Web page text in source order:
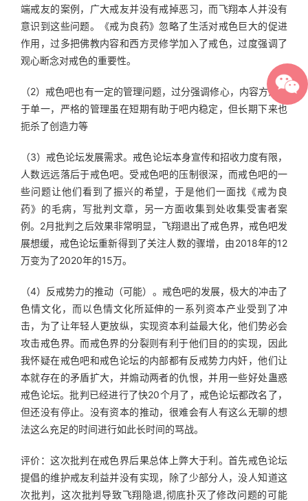
端戒友的案例，广大戒友并没有戒掉恶习，而飞翔本人并没有
意识到这些问题。《戒为良药》忽略了生活对戒色巨大的促进
作用，过多把佛教内容和西方灵修学加入了戒色，过度强调了
观心断念对戒色的重要性。
（2）戒色吧也有一定的管理问题，过分强调修心，内容方法过
于单一，严格的管理虽在短期有助于吧内稳定，但长期下来也
扼杀了创造力等
（3）戒色论坛发展需求。戒色论坛本身宣传和招收力度有限，
人数远远落后于戒色吧。受戒色吧的压制很深，而戒色吧的一
些问题让他们看到了振兴的希望，于是他们一面找《戒为良
药》的毛病，写批判文章，另一方面收集到处收集受害者案
例。2月批判之后效果非常明显，飞翔退出了戒色界，戒色吧发
展想缓，戒色论坛重新得到了关注人数的骤增，由2018年的12
万变为了2020年的15万。
（4）反戒势力的推动（可能）。戒色吧的发展，极大的冲击了
色情文化，而以色情文化所延伸的一系列资本产业受到了冲
击，为了让年轻人更放纵，实现资本利益最大化，他们势必会
攻击戒色界。而戒色界的分裂则有利于他们目的的实现，因此
我怀疑在戒色吧和戒色论坛的内部都有反戒势力内奸，他们让
本就存在的矛盾扩大，并煽动两者的仇恨，并用一些好处蛊惑
戒色论坛。批判已经进行了快20个月了，戒色论坛都改名了，
但还没有停止。没有资本的推动，很难会有人有这么无聊的想
法这么充足的时间进行如此长时间的骂战。
评价：这次批判在戒色界后果总体上弊大于利。首先戒色论坛
提倡的维护戒友利益并没有实现，除了少部分人，没人知道这
次批判，这次批判导致飞翔隐退,彻底扑灭了修改问题的可能